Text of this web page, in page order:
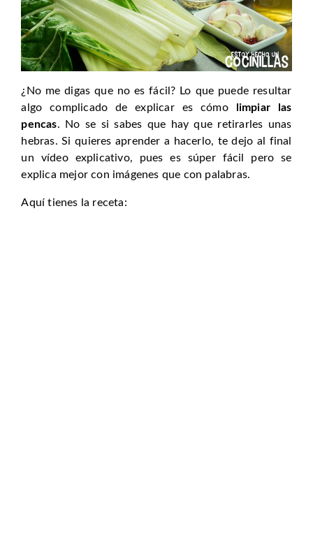
¿No me digas que no es fácil? Lo que puede resultar
algo complicado de explicar es cómo
limpiar las
pencas. No se si sabes que hay que retirarles unas
hebras. Si quieres aprender a hacerlo, te dejo al final
un vídeo explicativo, pues es súper fácil pero se
explica mejor con imágenes que con palabras.
Aquí tienes la receta: